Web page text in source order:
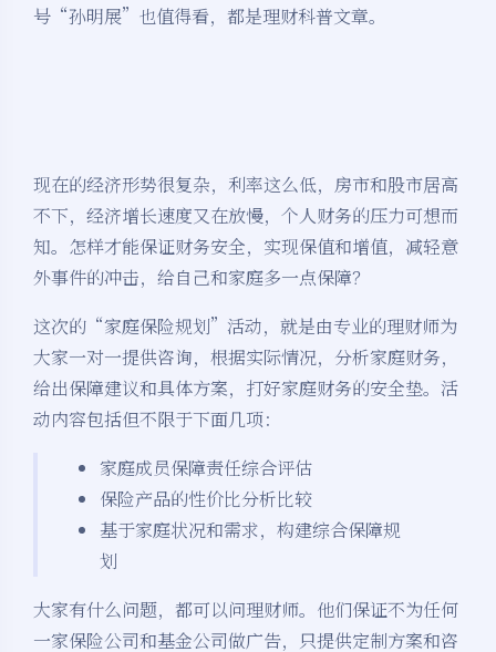
号“孙明展”也值得看，都是理财科普文章。
现在的经济形势很复杂，利率这么低，房市和股市居高
不下，经济增长速度又在放慢，个人财务的压力可想而
知。怎样才能保证财务安全，实现保值和增值，减轻意
外事件的冲击，给自己和家庭多一点保障？
这次的“家庭保险规划”活动，就是由专业的理财师为
大家一对一提供咨询，根据实际情况，分析家庭财务，
给出保障建议和具体方案，打好家庭财务的安全垫。活
动内容包括但不限于下面几项：
家庭成员保障责任综合评估
保险产品的性价比分析比较
基于家庭状况和需求，构建综合保障规
划
大家有什么问题，都可以问理财师。他们保证不为任何
一家保险公司和基金公司做广告，只提供定制方案和咨